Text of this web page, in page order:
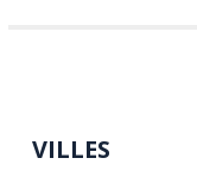
VILLES